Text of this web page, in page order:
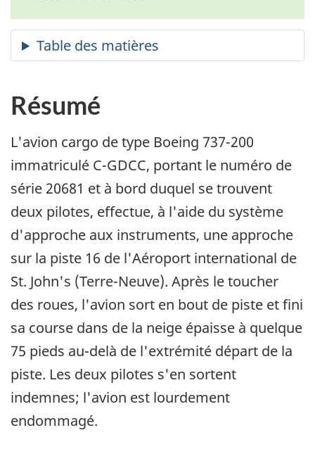
Résumé
L'avion cargo de type Boeing 737-200
immatriculé C-GDCC, portant le numéro de
série 20681 et à bord duquel se trouvent
deux pilotes, effectue, à l'aide du système
d'approche aux instruments, une approche
sur la piste 16 de l'Aéroport international de
St. John's (Terre-Neuve). Après le toucher
des roues, l'avion sort en bout de piste et fini
sa course dans de la neige épaisse à quelque
75 pieds au-delà de l'extrémité départ de la
piste. Les deux pilotes s'en sortent
indemnes; l'avion est lourdement
endommagé.